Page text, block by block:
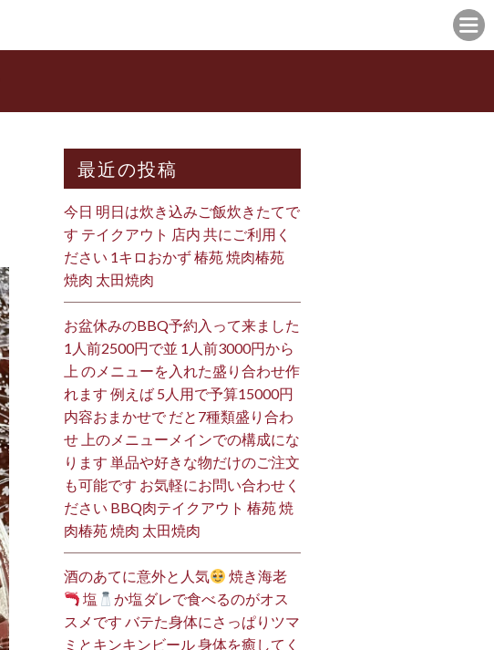
最近の投稿
今日 明日は炊き込みご飯炊きたてで
す テイクアウト 店内 共にご利用く
ださい 1キロおかず 椿苑 焼肉椿苑
焼肉 太田焼肉
お盆休みのBBQ予約入って来ました
1人前2500円で並 1人前3000円から
上 のメニューを入れた盛り合わせ作
れます 例えば 5人用で予算15000円
内容おまかせで だと7種類盛り合わ
せ 上のメニューメインでの構成にな
ります 単品や好きな物だけのご注文
も可能です お気軽にお問い合わせく
ださい BBQ肉テイクアウト 椿苑 焼
肉椿苑 焼肉 太田焼肉
酒のあてに意外と人気
焼き海老
塩
か塩ダレで食べるのがオス
スメです バテた身体にさっぱりツマ
ミとキンキンビール 身体を癒してく